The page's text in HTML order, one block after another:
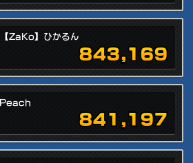
【ZaKo】ひかるん
843,169
Peach
841,197